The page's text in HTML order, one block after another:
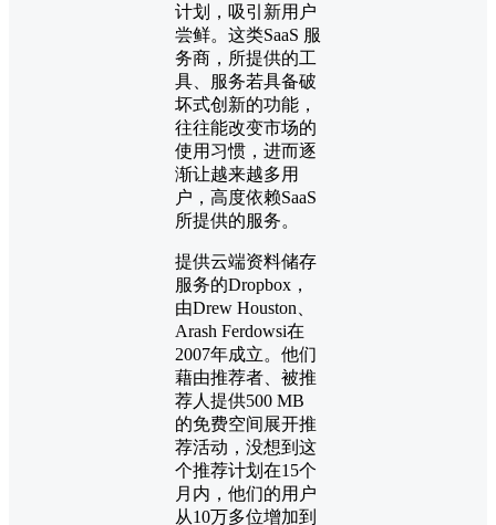
计划，吸引新用户
尝鲜。这类SaaS 服
务商，所提供的工
具、服务若具备破
坏式创新的功能，
往往能改变市场的
使用习惯，进而逐
渐让越来越多用
户，高度依赖SaaS
所提供的服务。
提供云端资料储存
服务的Dropbox，
由Drew Houston、
Arash Ferdowsi在
2007年成立。他们
藉由推荐者、被推
荐人提供500 MB
的免费空间展开推
荐活动，没想到这
个推荐计划在15个
月内，他们的用户
从10万多位增加到